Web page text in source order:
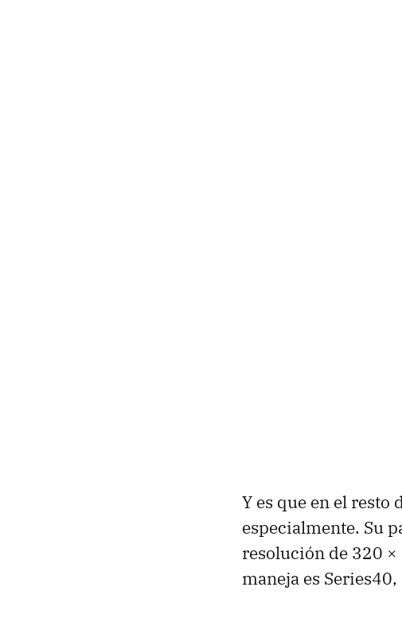
Y es que en el resto
especialmente. Su
resolución de 320
maneja es